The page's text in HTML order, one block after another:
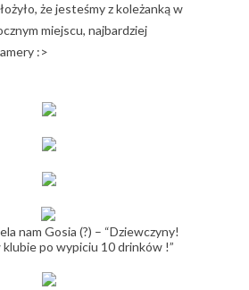
że jesteśmy z koleżanką w
miejscu, najbardziej
:>
nam Gosia (?) – “Dziewczyny!
klubie po wypiciu 10 drinków !”